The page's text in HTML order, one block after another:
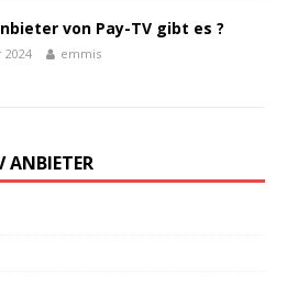
von Pay-TV gibt es ?
2024 emmis
ANBIETER